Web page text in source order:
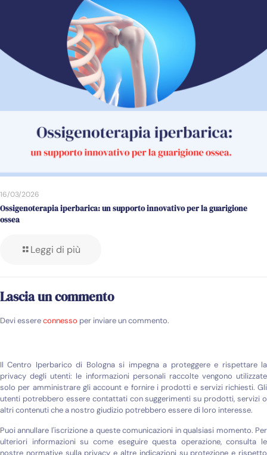
16/03/2026
Ossigenoterapia iperbarica: un supporto innovativo per la guarigione
ossea
Leggi di più
Lascia un commento
Devi essereconnesso per inviare un commento.
Il Centro Iperbarico di Bologna si impegna a proteggere e rispettare la
privacy degli utenti: le informazioni personali raccolte vengono utilizzate
solo per amministrare gli account e fornire i prodotti e servizi richiesti. Gli
utenti potrebbero essere contattati con suggerimenti su prodotti, servizi o
altri contenuti che a nostro giudizio potrebbero essere di loro interesse.
Puoi annullare l'iscrizione a queste comunicazioni in qualsiasi momento. Per
ulteriori informazioni su come eseguire questa operazione, consulta le